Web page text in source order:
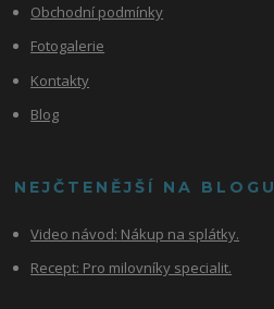
Obchodní podmínky
Fotogalerie
Kontakty
Blog
NEJČTENĚJŠÍ NA BLOGU
Video návod: Nákup na splátky.
Recept: Pro milovníky specialit.